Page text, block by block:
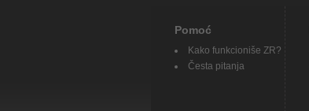
Pomoć
Kako funkcioniše ZR?
Česta pitanja